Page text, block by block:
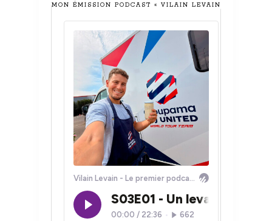
MON ÉMISSION PODCAST « VILAIN LEVAIN »